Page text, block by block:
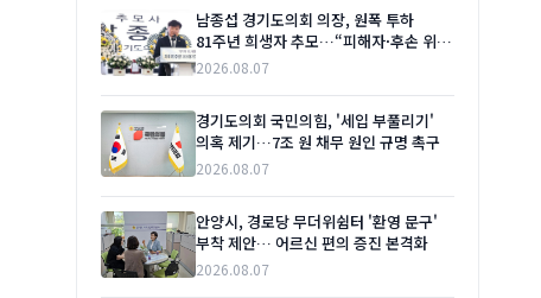
남종섭 경기도의회 의장, 원폭 투하
81주년 희생자 추모…“피해자·후손 위한
실질적 지원 이어갈 것”
2026.08.07
경기도의회 국민의힘, '세입 부풀리기'
의혹 제기…7조 원 채무 원인 규명 촉구
2026.08.07
안양시, 경로당 무더위쉼터 '환영 문구'
부착 제안… 어르신 편의 증진 본격화
2026.08.07